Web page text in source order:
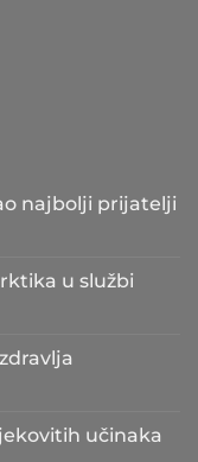
najbolji prijatelji
u službi
učinaka